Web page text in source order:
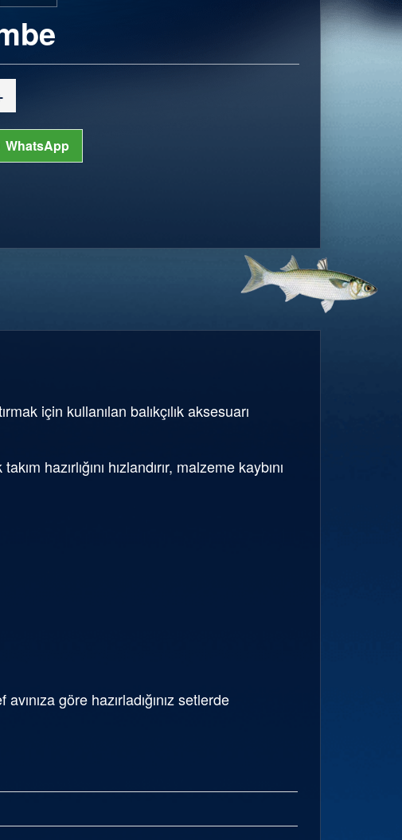
WhatsApp
için kullanılan balıkçılık aksesuarı
hazırlığını hızlandırır, malzeme kaybını
göre hazırladığınız setlerde